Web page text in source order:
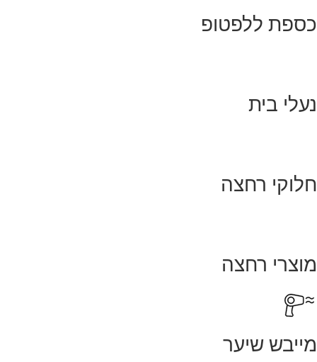
כספת ללפטופ
נעלי בית
חלוקי רחצה
מוצרי רחצה
מייבש שיער